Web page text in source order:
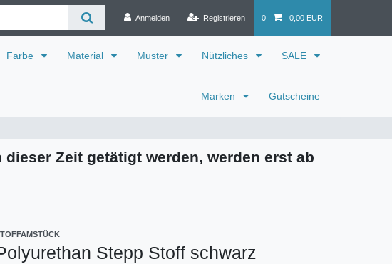
Anmelden Registrieren 0 0,00 EUR
Farbe Material Muster Nützliches SALE
Marken Gutscheine
Zeit getätigt werden, werden erst ab
Stepp Stoff schwarz